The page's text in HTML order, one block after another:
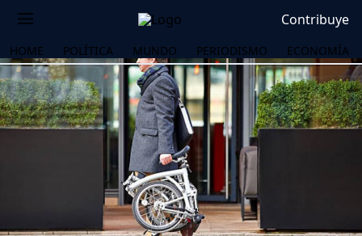
Contribuye
HOME POLÍTICA MUNDO PERIODISMO ECONOMÍA